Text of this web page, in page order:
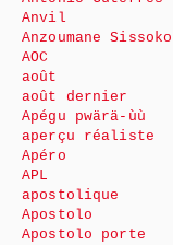
Anvil
Anzoumane Sissoko
AOC
août
août dernier
Apégu pwärä-ùù
aperçu réaliste
Apéro
APL
apostolique
Apostolo
Apostolo porte